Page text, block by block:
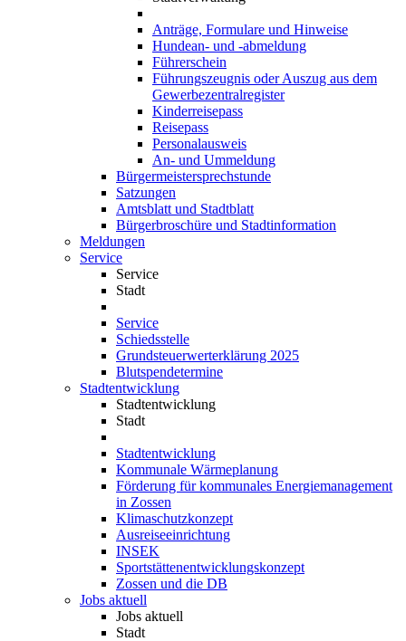
Anträge, Formulare und Hinweise
Hundean- und -abmeldung
Führerschein
Führungszeugnis oder Auszug aus dem
Gewerbezentralregister
Kinderreisepass
Reisepass
Personalausweis
An- und Ummeldung
Bürgermeistersprechstunde
Satzungen
Amtsblatt und Stadtblatt
Bürgerbroschüre und Stadtinformation
Meldungen
Service
Service
Stadt
Service
Schiedsstelle
Grundsteuerwerterklärung 2025
Blutspendetermine
Stadtentwicklung
Stadtentwicklung
Stadt
Stadtentwicklung
Kommunale Wärmeplanung
Förderung für kommunales Energiemanagement
in Zossen
Klimaschutzkonzept
Ausreiseeinrichtung
INSEK
Sportstättenentwicklungskonzept
Zossen und die DB
Jobs aktuell
Jobs aktuell
Stadt